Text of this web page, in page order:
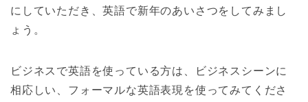
にしていただき、英語で新年のあいさつをしてみまし
ょう。
ビジネスで英語を使っている方は、ビジネスシーンに
相応しい、フォーマルな英語表現を使ってみてくださ